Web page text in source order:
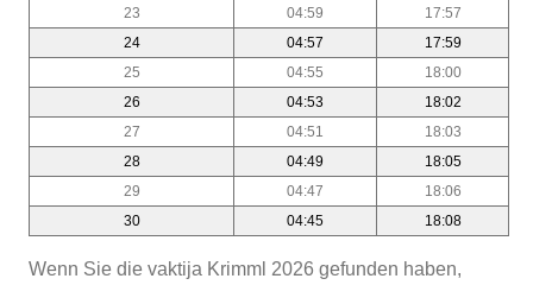
23
04:59
17:57
24
04:57
17:59
25
04:55
18:00
26
04:53
18:02
27
04:51
18:03
28
04:49
18:05
29
04:47
18:06
30
04:45 18:08
Wenn Sie die vaktija Krimml 2026 gefunden haben,